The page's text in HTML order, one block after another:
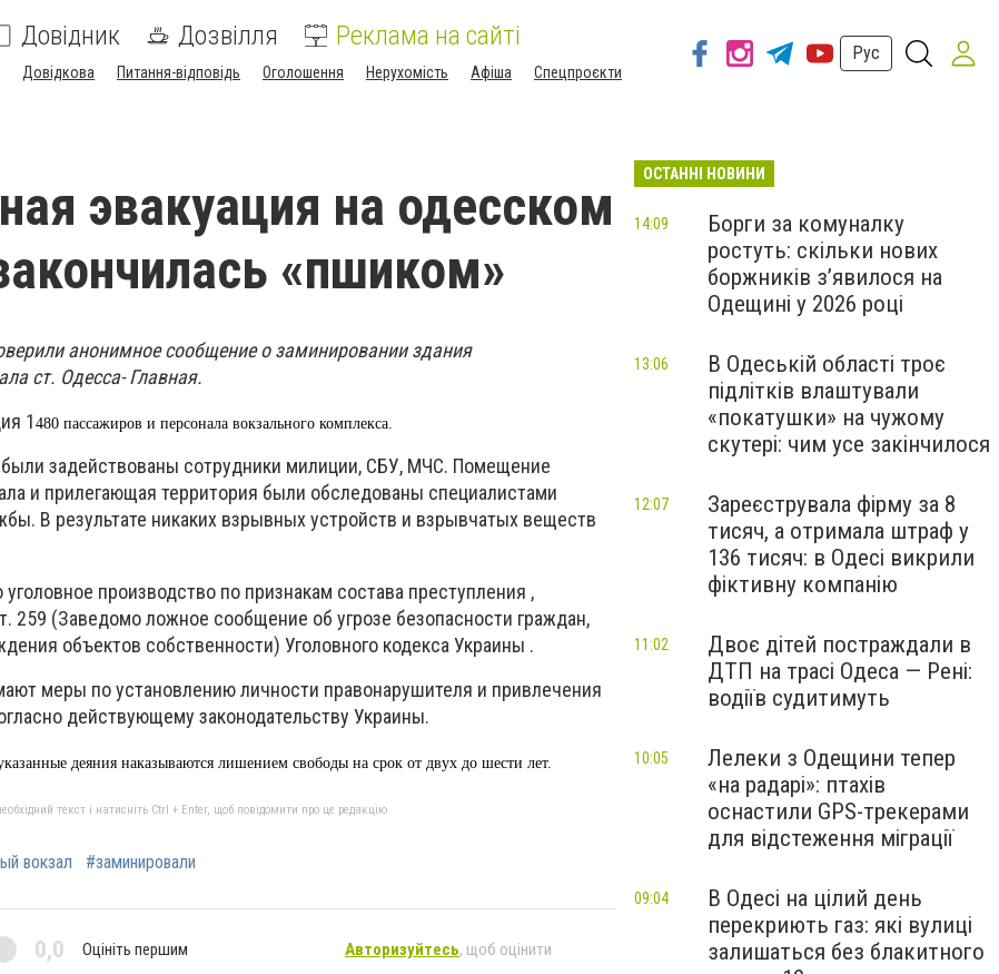
Довідник Дозвілля Реклама на сайті
Довідкова Питання-відповідь Оголошення Нерухомість Афіша Спецпроєкти
Рус
эвакуация на одесском
«пшиком»
анонимное сообщение озаминированииздания
ст. Одесса-Главная.
1480 пассажиров и персонала вокзального комплекса.
задействованы сотрудники милиции, СБУ, МЧС. Помещение
и прилегающая территория были обследованы специалистами
В результате никаких взрывных устройств и взрывчатых веществ
производство по признакам состава преступления ,
259 (Заведомо ложное сообщение об угрозе безопасности граждан,
объектов собственности) Уголовного кодекса Украины .
меры по установлению личности правонарушителя и привлечения
действующему законодательству Украины.
деяния наказываются лишением свободы на срок от двух до шести лет.
текст і натисніть Ctrl + Enter, щоб повідомити про це редакцію
вокзал #заминировали
0,0 Оцініть першим Авторизуйтесь, щоб оцінити
ОСТАННІ НОВИНИ
Борги за комуналку
ростуть: скільки нових
боржників з’явилося на
Одещині у 2026 році
14:09
В Одеській області троє
підлітків влаштували
«покатушки» на чужому
скутері: чим усе закінчилося
13:06
Зареєструвала фірму за 8
тисяч, а отримала штраф у
136 тисяч: в Одесі викрили
фіктивну компанію
12:07
Двоє дітей постраждали в
ДТП на трасі Одеса — Рені:
водіїв судитимуть
11:02
Лелеки з Одещини тепер
«на радарі»: птахів
оснастили GPS-трекерами
для відстеження міграції
10:05
В Одесі на цілий день
перекриють газ: які вулиці
залишаться без блакитного
09:04